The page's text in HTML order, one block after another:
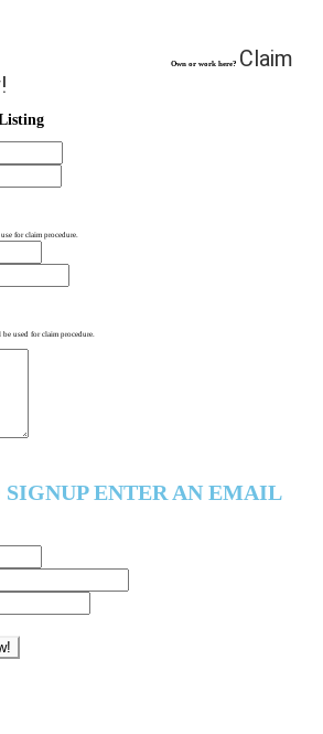
Own or work here? Claim
for claim procedure.
used for claim procedure.
SIGNUP ENTER AN EMAIL